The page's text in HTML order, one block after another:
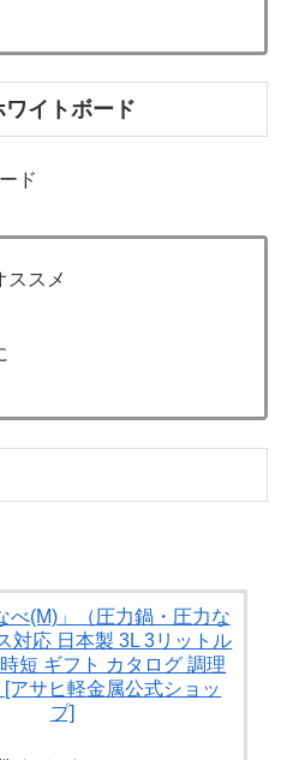
イトボード
ド
ススメ
べ(M)」（圧力鍋・圧力な
対応 日本製 3L 3リットル
短 ギフト カタログ 調理
アサヒ軽金属公式ショッ
プ]